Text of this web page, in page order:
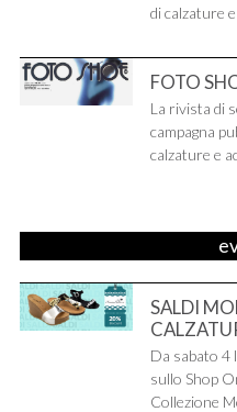
di calzature
FOTO
La rivista di
campagna
calzature e
SALDI
Da sabato 4
sullo Shop
Collezione